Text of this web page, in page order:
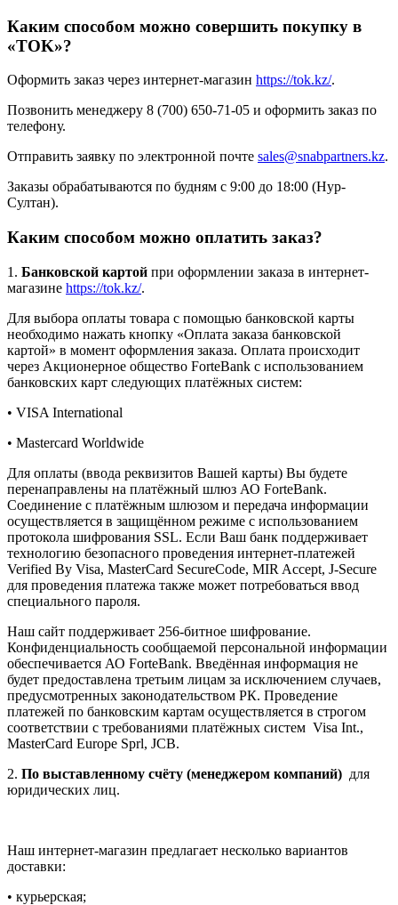
Каким способом можно совершить покупку в
«TOK»?
Оформить заказ через интернет-магазин https://tok.kz/.
Позвонить менеджеру 8 (700) 650-71-05 и оформить заказ по
телефону.
Отправить заявку по электронной почте sales@snabpartners.kz.
Заказы обрабатываются по будням с 9:00 до 18:00 (Нур-
Султан).
Каким способом можно оплатить заказ?
1. Банковской картой при оформлении заказа в интернет-
магазине https://tok.kz/.
Для выбора оплаты товара с помощью банковской карты
необходимо нажать кнопку «Оплата заказа банковской
картой» в момент оформления заказа. Оплата происходит
через Акционерное общество ForteBank с использованием
банковских карт следующих платёжных систем:
• VISA International
• Mastercard Worldwide
Для оплаты (ввода реквизитов Вашей карты) Вы будете
перенаправлены на платёжный шлюз АО ForteBank.
Соединение с платёжным шлюзом и передача информации
осуществляется в защищённом режиме с использованием
протокола шифрования SSL. Если Ваш банк поддерживает
технологию безопасного проведения интернет-платежей
Verified By Visa, MasterCard SecureCode, MIR Accept, J-Secure
для проведения платежа также может потребоваться ввод
специального пароля.
Наш сайт поддерживает 256-битное шифрование.
Конфиденциальность сообщаемой персональной информации
обеспечивается АО ForteBank. Введённая информация не
будет предоставлена третьим лицам за исключением случаев,
предусмотренных законодательством РК. Проведение
платежей по банковским картам осуществляется в строгом
соответствии с требованиями платёжных систем Visa Int.,
MasterCard Europe Sprl, JCB.
2. По выставленному счёту (менеджером компаний) для
юридических лиц.
Наш интернет-магазин предлагает несколько вариантов
доставки:
• курьерская;